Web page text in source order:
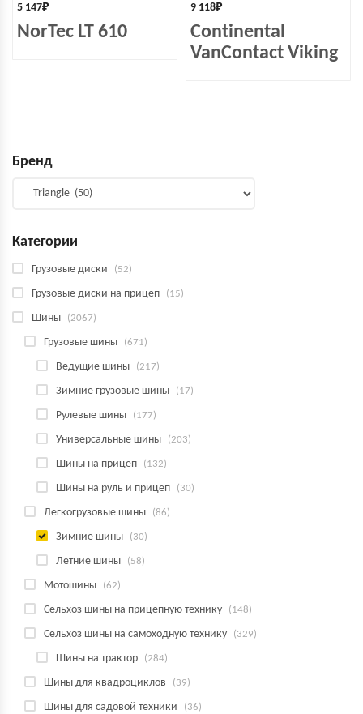
5 147₽
NorTec LT 610
9 118₽
Continental
VanContact Viking
Бренд
Категории
Грузовые диски (52)
Грузовые диски на прицеп (15)
Шины (2067)
Грузовые шины (671)
Ведущие шины (217)
Зимние грузовые шины (17)
Рулевые шины (177)
Универсальные шины (203)
Шины на прицеп (132)
Шины на руль и прицеп (30)
Легкогрузовые шины (86)
Зимние шины (30)
Летние шины (58)
Мотошины (62)
Сельхоз шины на прицепную технику (148)
Сельхоз шины на самоходную технику (329)
Шины на трактор (284)
Шины для квадроциклов (39)
Шины для садовой техники (36)